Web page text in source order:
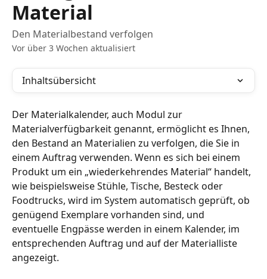
Material
Den Materialbestand verfolgen
Vor über 3 Wochen aktualisiert
Inhaltsübersicht
Der Materialkalender, auch Modul zur
Materialverfügbarkeit genannt, ermöglicht es Ihnen,
den Bestand an Materialien zu verfolgen, die Sie in
einem Auftrag verwenden. Wenn es sich bei einem
Produkt um ein „wiederkehrendes Material“ handelt,
wie beispielsweise Stühle, Tische, Besteck oder
Foodtrucks, wird im System automatisch geprüft, ob
genügend Exemplare vorhanden sind, und
eventuelle Engpässe werden in einem Kalender, im
entsprechenden Auftrag und auf der Materialliste
angezeigt.